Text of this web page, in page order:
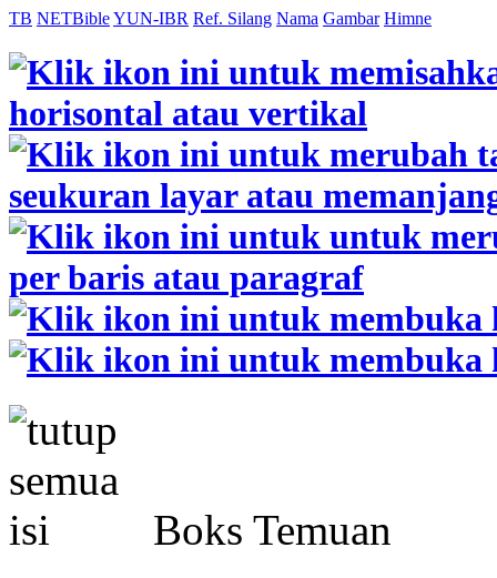
TB NETBibleYUN-IBR Ref. Silang Nama Gambar Himne
Boks Temuan